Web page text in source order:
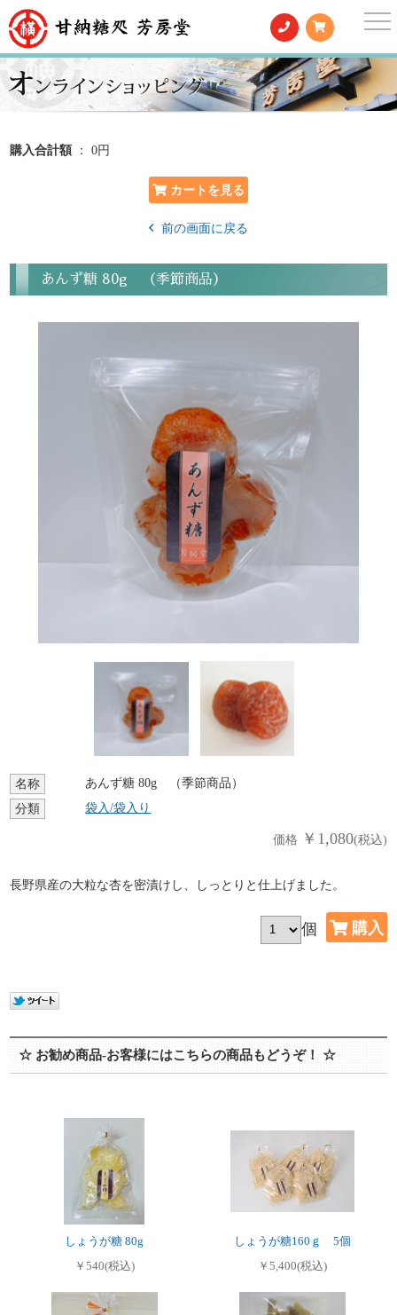
購入合計額 ： 0円
前の画面に戻る
あんず糖 80g （季節商品）
名称
あんず糖 80g （季節商品）
分類
袋入/袋入り
価格 ￥1,080(税込)
長野県産の大粒な杏を密漬けし、しっとりと仕上げました。
個
☆ お勧め商品-お客様にはこちらの商品もどうぞ！ ☆
しょうが糖 80g
￥540(税込)
しょうが糖160ｇ 5個
￥5,400(税込)